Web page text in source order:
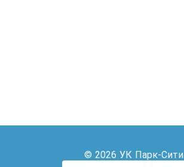
© 2026 УК Парк-Сити